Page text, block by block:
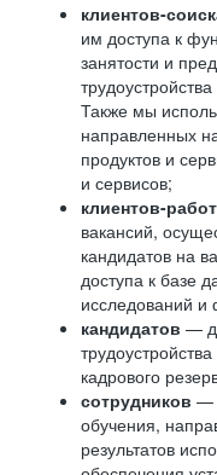
клиентов-
им доступа к
занятости и
Также мы
направленных
продуктов и
и сервисов;
клиентов-
вакансий,
кандидатов на
доступа к базе
исследований
кандидатов —
кадрового
сотрудников —
обучения,
результатов